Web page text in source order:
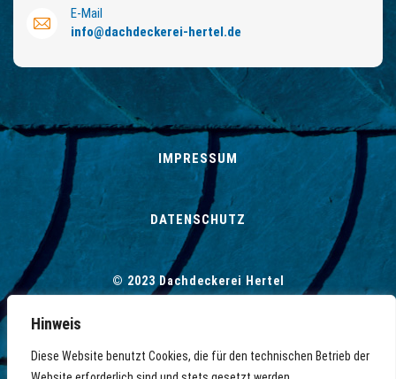
Hinweis
Diese Website benutzt Cookies, die für den technischen Betrieb der
E-Mail
info@dachdeckerei-hertel.de
IMPRESSUM
DATENSCHUTZ
© 2023 Dachdeckerei Hertel
© 2026 Dachdeckerei Hertel – Jens Hertel